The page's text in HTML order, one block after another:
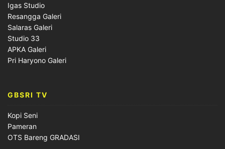
Igas Studio
Resangga Galeri
Salaras Galeri
Studio 33
APKA Galeri
Pri Haryono Galeri
GBSRI TV
Kopi Seni
Pameran
OTS Bareng GRADASI